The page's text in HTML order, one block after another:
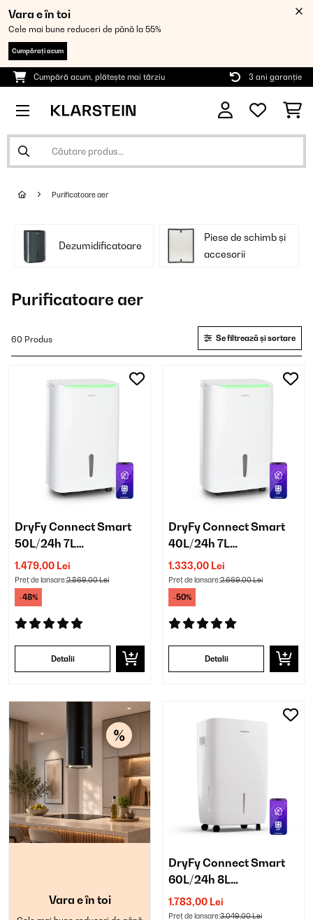
Vara e în toi
Cele mai bune reduceri de până la 55%
Cumpărați acum
Cumpără acum, plătește mai târziu 3 ani garanție
Purificatoare aer
Dezumidificatoare
Piese de schimb și
accesorii
Purificatoare aer
60 Produs Se filtrează și sortare
DryFy Connect Smart
50L/24h 7L
Dezumidificator
1.479,00 Lei
Preț de lansare:2.869,00 Lei
-48%
Detalii
DryFy Connect Smart
40L/24h 7L
Dezumidificator
1.333,00 Lei
Preț de lansare:2.669,00 Lei
-50%
Detalii
Vara e în toi
DryFy Connect Smart
60L/24h 8L
Dezumidificator
1.783,00 Lei
Preț de lansare:3.049,00 Lei